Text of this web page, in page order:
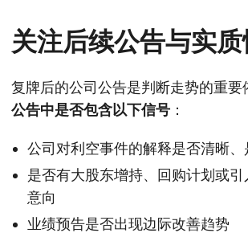
关注后续公告与实
复牌后的公司公告是判断走势的重要
公告中是否包含以下信号 ：
公司对利空事件的解释是否清晰
是否有大股东增持、回购计划或
意向
业绩预告是否出现边际改善趋势